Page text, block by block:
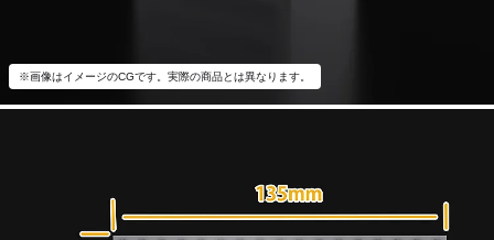
※画像はイメージのCGです。実際の商品とは異なります。